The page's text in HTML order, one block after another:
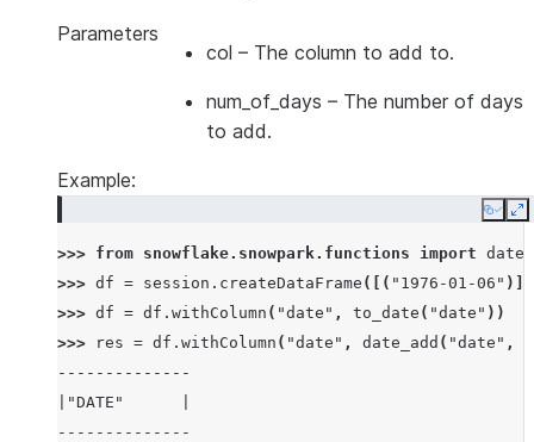
Parameters
col – The column to add to.
num_of_days – The number of days
to add.
Example:
Copy
>>> from snowflake.snowpark.functions import
>>> df = session . createDataFrame ([( "1976-01-06" )],
>>> df = df . withColumn ( "date" , to_date ( "date" ))
>>>
res = df . withColumn ( "date" , date_add ( "date" ,
--------------
|"DATE"      |
--------------